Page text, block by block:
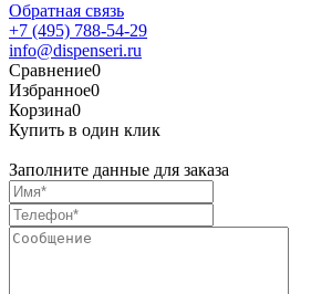
Обратная связь
+7 (495) 788-54-29
info@dispenseri.ru
Сравнение0
Избранное0
Корзина0
Купить в один клик
Заполните данные для заказа